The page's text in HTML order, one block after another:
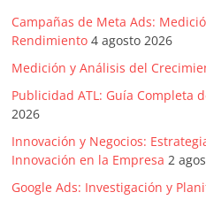
Campañas de Meta Ads:
Rendimiento 4 agosto 2026
Medición y Análisis del
Publicidad ATL: Guía Completa
2026
Innovación y Negocios:
Innovación en la Empresa 2
Google Ads: Investigación y